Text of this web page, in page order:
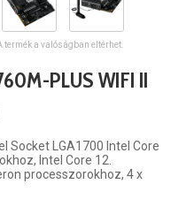
a valóságban eltérhet.
PLUS WIFI II
Socket LGA1700 Intel Core
Intel Core 12.
processzorokhoz, 4 x